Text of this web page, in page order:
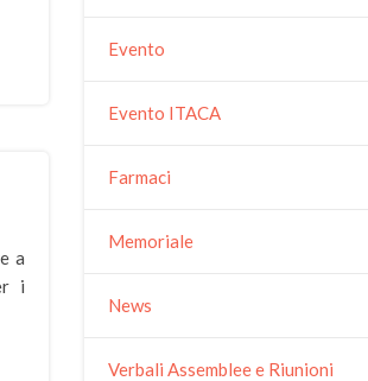
a
i
Evento
Evento ITACA
Farmaci
Memoriale
News
Verbali Assemblee e Riunioni